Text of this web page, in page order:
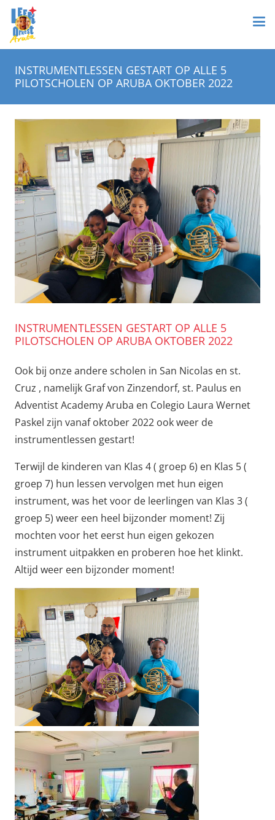
INSTRUMENTLESSEN GESTART OP ALLE 5
PILOTSCHOLEN OP ARUBA OKTOBER 2022
INSTRUMENTLESSEN GESTART OP ALLE 5
PILOTSCHOLEN OP ARUBA OKTOBER 2022
Ook bij onze andere scholen in San Nicolas en st.
Cruz , namelijk Graf von Zinzendorf, st. Paulus en
Adventist Academy Aruba en Colegio Laura Wernet
Paskel zijn vanaf oktober 2022 ook weer de
instrumentlessen gestart!
Terwijl de kinderen van Klas 4 ( groep 6) en Klas 5 (
groep 7) hun lessen vervolgen met hun eigen
instrument, was het voor de leerlingen van Klas 3 (
groep 5) weer een heel bijzonder moment! Zij
mochten voor het eerst hun eigen gekozen
instrument uitpakken en proberen hoe het klinkt.
Altijd weer een bijzonder moment!